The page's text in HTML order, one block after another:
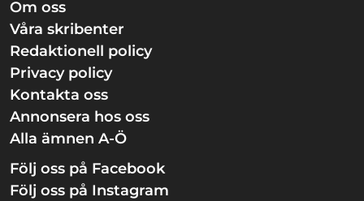
Om oss
Våra skribenter
Redaktionell policy
Privacy policy
Kontakta oss
Annonsera hos oss
Alla ämnen A-Ö
Följ oss på Facebook
Följ oss på Instagram